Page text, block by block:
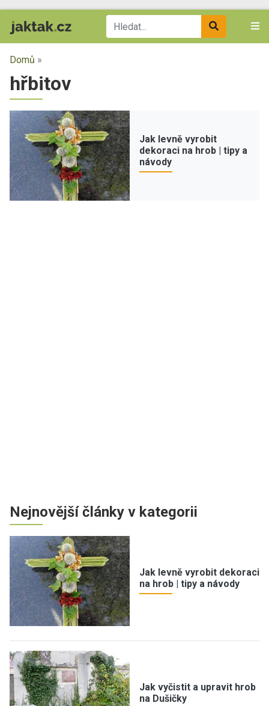
Domů »
hřbitov
Jak levně vyrobit
dekoraci na hrob | tipy a
návody
Nejnovější články v kategorii
Jak levně vyrobit dekoraci
na hrob | tipy a návody
Jak vyčistit a upravit hrob
na Dušičky